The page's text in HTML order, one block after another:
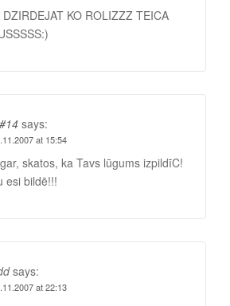
DZIRDEJAT KO ROLIZZZ TEICA
says:
at 15:54
skatos, ka Tavs lūgums izpildīC!
esi bildē!!!
says:
at 22:13